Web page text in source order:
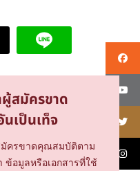
ผู้สมัครขาด
เป็นเท็จ
มัครขาดคุณสมบัติตาม
ข้อมูลหรือเอกสารที่ใช้